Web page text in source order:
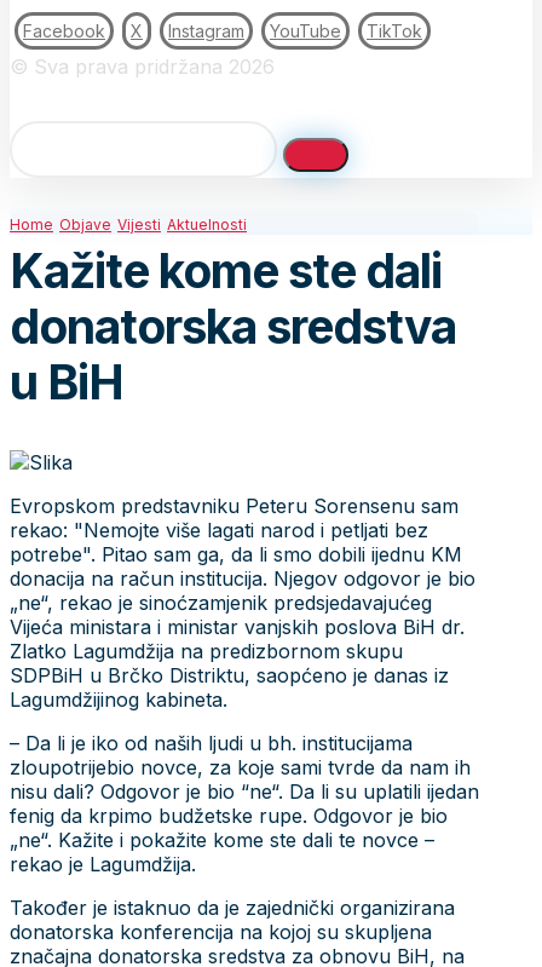
Facebook X Instagram YouTube TikTok
© Sva prava pridržana 2026
Home Objave Vijesti Aktuelnosti
Kažite kome ste dali
donatorska sredstva
u BiH
Evropskom predstavniku Peteru Sorensenu sam
rekao: "Nemojte više lagati narod i petljati bez
potrebe". Pitao sam ga, da li smo dobili ijednu KM
donacija na račun institucija. Njegov odgovor je bio
„ne“, rekao je sinoćzamjenik predsjedavajućeg
Vijeća ministara i ministar vanjskih poslova BiH dr.
Zlatko Lagumdžija na predizbornom skupu
SDPBiH u Brčko Distriktu, saopćeno je danas iz
Lagumdžijinog kabineta.
– Da li je iko od naših ljudi u bh. institucijama
zloupotrijebio novce, za koje sami tvrde da nam ih
nisu dali? Odgovor je bio “ne“. Da li su uplatili ijedan
fenig da krpimo budžetske rupe. Odgovor je bio
„ne“. Kažite i pokažite kome ste dali te novce –
rekao je Lagumdžija.
Također je istaknuo da je zajednički organizirana
donatorska konferencija na kojoj su skupljena
značajna donatorska sredstva za obnovu BiH, na